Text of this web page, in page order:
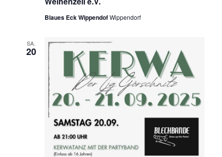
Blaues Eck WippendofWippendorf
SA.
20